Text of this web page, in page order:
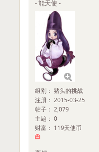
- 能天使 -
组别： 猪头的挑战
注册： 2015-03-25
帖子： 2,079
主题： 0
财富： 119天使币